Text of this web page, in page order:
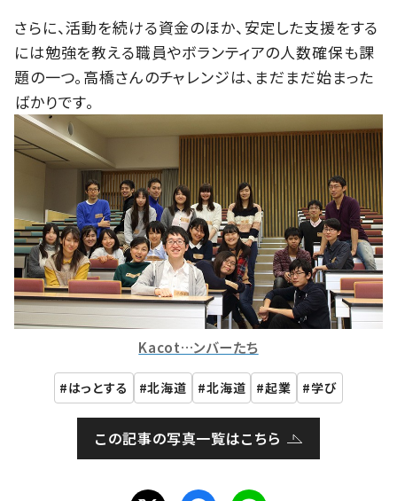
さらに、活動を続ける資金のほか、安定した支援をする
には勉強を教える職員やボランティアの人数確保も課
題の一つ。高橋さんのチャレンジは、まだまだ始まった
ばかりです。
Kacot…ンバーたち
はっとする 北海道 北海道 起業 学び
この記事の写真一覧はこちら